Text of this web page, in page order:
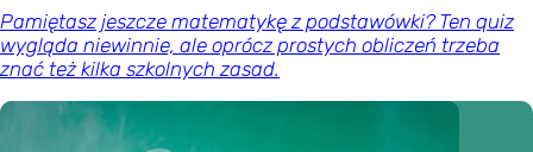
Pamiętasz jeszcze matematykę z podstawówki? Ten quiz
wygląda niewinnie, ale oprócz prostych obliczeń trzeba
znać też kilka szkolnych zasad.